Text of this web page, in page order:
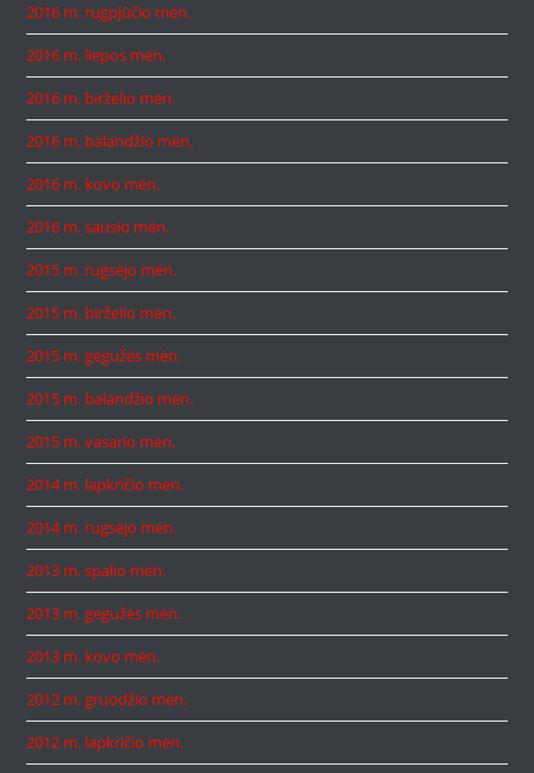
2016 m. rugpjūčio mėn.
2016 m. liepos mėn.
2016 m. birželio mėn.
2016 m. balandžio mėn.
2016 m. kovo mėn.
2016 m. sausio mėn.
2015 m. rugsėjo mėn.
2015 m. birželio mėn.
2015 m. gegužės mėn.
2015 m. balandžio mėn.
2015 m. vasario mėn.
2014 m. lapkričio mėn.
2014 m. rugsėjo mėn.
2013 m. spalio mėn.
2013 m. gegužės mėn.
2013 m. kovo mėn.
2012 m. gruodžio mėn.
2012 m. lapkričio mėn.